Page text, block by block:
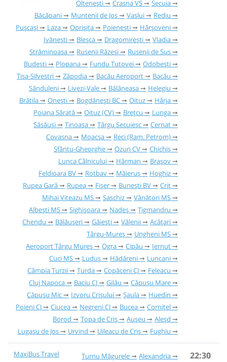
Oltenești
Crasna VS
Secuia
Băcăoani
Muntenii de Jos Vaslui
Rediu
Pușcași
Laza Oprișița Poienești
Hârșoveni
Ivănești
Bleșca Dragomirești
Vladia
Străminoasa
Rusenii Răzeși
Rusenii de Sus
Budești
Plopana Fundu Tutovei
Odobești
Tisa-Silvestri
Zăpodia Bacău Aeroport
Bacău
Sănduleni
Livezi-Vale Bălăneasa
Helegiu
Brătila
Onești Bogdănești BC Oituz
Hârja
Poiana Sărată
Oituz (CV) Brețcu
Lunga
Săsăuși
Tinoasa Târgu Secuiesc
Cernat
Covasna
Moacșa
Reci (Ram. Petrom)
Sfântu-Gheorghe
Ozun CV
Chichiș
Lunca Câlnicului
Hărman
Brașov
Feldioara BV
Rotbav Măieruș
Hoghiz
Rupea Gară
Rupea Fișer Bunești BV
Criț
Mihai Viteazu MS
Saschiz
Vânători MS
Albești MS
Sighișoara Nadeș
Țigmandru
Chendu
Bălăușeri Găieşti Vălenii
Acățari
Târgu-Mureș
Ungheni MS
Aeroport Târgu Mureș
Ogra Cipău
Iernut
Cuci MS
Luduș Hădăreni
Luncani
Câmpia Turzii
Turda Copăceni CJ
Feleacu
Cluj Napoca
Baciu CJ Gilău
Căpușu Mare
Căpușu Mic
Izvoru Crișului Șaula
Huedin
Poieni CJ
Ciucea Negreni CJ Bucea
Cornițel
Borod
Topa de Criș Aușeu
Aleșd
Lugașu de Jos
Urvind Uileacu de Criș Fughiu
MaxiBus Travel Turnu Măgurele
Alexandria
22:30